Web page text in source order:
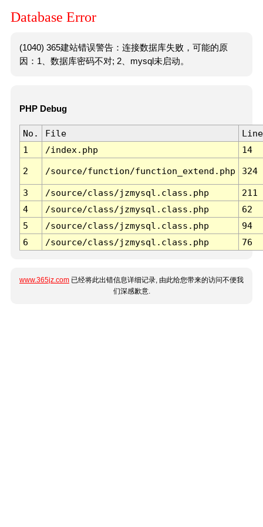
Database Error
(1040) 365建站错误警告：连接数据库失败，可能的原
因：1、数据库密码不对; 2、mysql未启动。
PHP Debug
No. File
Line
1
/index.php 14
2 /source/function/function_extend.php 324
3 /source/class/jzmysql.class.php
211
4
/source/class/jzmysql.class.php
62
5
/source/class/jzmysql.class.php
94
6
/source/class/jzmysql.class.php 76
www.365jz.com 已经将此出错信息详细记录, 由此给您带来的访问不便我
们深感歉意.